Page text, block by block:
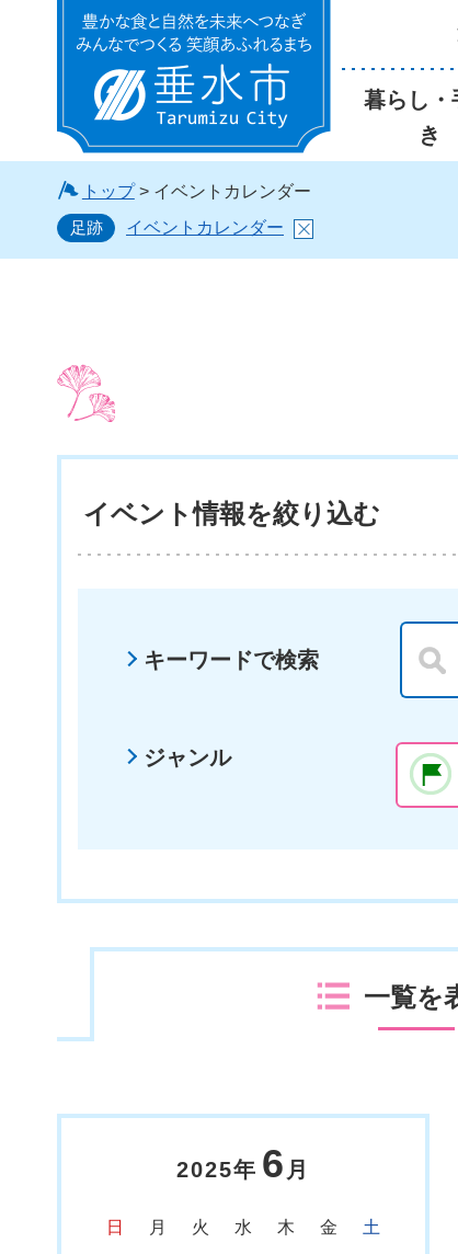
垂水市
暮らし・
き
トップ> イベントカレンダー
足跡
イベントカレンダー
イベント情報を絞り込む
キーワードで検索
ジャンル
一覧を
2025年 6 月
日 月 火 水 木 金 土